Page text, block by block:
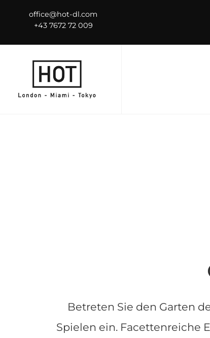
office@hot-dl.com
+43 7672 72 009
Betreten Sie den Garten
Spielen ein. Facettenreiche